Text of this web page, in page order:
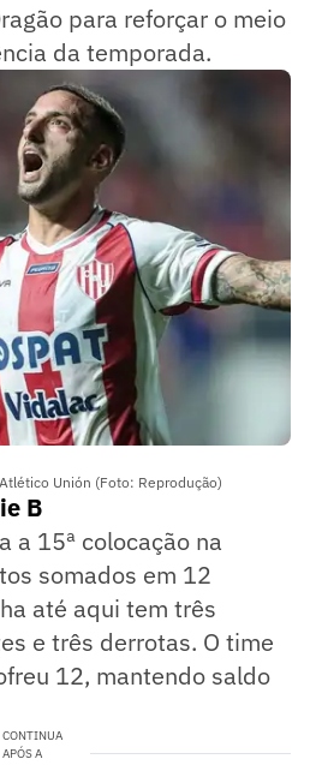
para reforçar o meio
da temporada.
Unión (Foto: Reprodução)
B
a 15ª colocação na
somados em 12
até aqui tem três
e três derrotas. O time
12, mantendo saldo
CONTINUA
APÓS A